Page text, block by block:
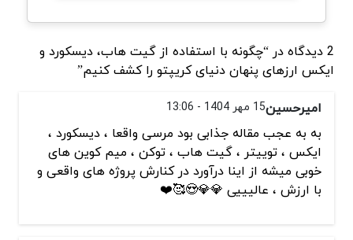
2 دیدگاه در “چگونه با استفاده از گیت هاب، دیسکورد و
ایکس ارزهای پنهان دنیای کریپتو را کشف کنیم”
امیرحسین15 مهر 1404 - 13:06
به به عجب مقاله جذابی بود مرسی واقعا ، دیسکورد ،
ایکس ، توییتر ، گیت هاب ، توکن ، میم کوین های
خوبی میشه از اینا درآورد در کنارش پروژه های واقعی و
با ارزش ، عالیییی 💎💎😍🥰❤️